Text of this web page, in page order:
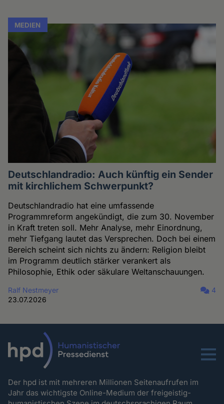
MEDIEN
Deutschlandradio: Auch künftig ein Sender
mit kirchlichem Schwerpunkt?
Deutschlandradio hat eine umfassende
Programmreform angekündigt, die zum 30. November
in Kraft treten soll. Mehr Analyse, mehr Einordnung,
mehr Tiefgang lautet das Versprechen. Doch bei einem
Bereich scheint sich nichts zu ändern: Religion bleibt
im Programm deutlich stärker verankert als
Philosophie, Ethik oder säkulare Weltanschauungen.
Ralf Nestmeyer
23.07.2026
4
Menu
Der hpd ist mit mehreren Millionen Seitenaufrufen im
Jahr das wichtigste Online-Medium der freigeistig-